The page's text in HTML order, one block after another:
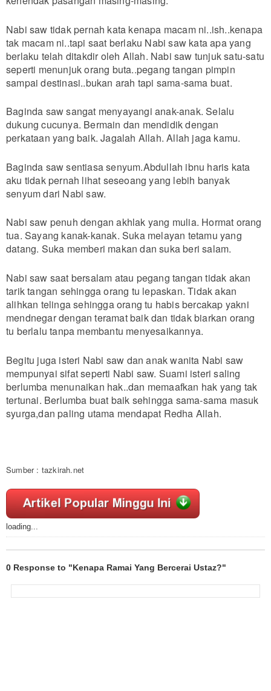
Nabi saw tidak pernah kata kenapa macam ni..ish..kenapa
tak macam ni..tapi saat berlaku Nabi saw kata apa yang
berlaku telah ditakdir oleh Allah. Nabi saw tunjuk satu-satu
seperti menunjuk orang buta..pegang tangan pimpin
sampai destinasi..bukan arah tapi sama-sama buat.
Baginda saw sangat menyayangi anak-anak. Selalu
dukung cucunya. Bermain dan mendidik dengan
perkataan yang baik. Jagalah Allah. Allah jaga kamu.
Baginda saw sentiasa senyum.Abdullah ibnu haris kata
aku tidak pernah lihat seseoang yang lebih banyak
senyum dari Nabi saw.
Nabi saw penuh dengan akhlak yang mulia. Hormat orang
tua. Sayang kanak-kanak. Suka melayan tetamu yang
datang. Suka memberi makan dan suka beri salam.
Nabi saw saat bersalam atau pegang tangan tidak akan
tarik tangan sehingga orang tu lepaskan. Tidak akan
alihkan telinga sehingga orang tu habis bercakap yakni
mendnegar dengan teramat baik dan tidak biarkan orang
tu berlalu tanpa membantu menyesaikannya.
Begitu juga isteri Nabi saw dan anak wanita Nabi saw
mempunyai sifat seperti Nabi saw. Suami isteri saling
berlumba menunaikan hak..dan memaafkan hak yang tak
tertunai. Berlumba buat baik sehingga sama-sama masuk
syurga,dan paling utama mendapat Redha Allah.
Sumber : tazkirah.net
loading...
0 Response to "Kenapa Ramai Yang Bercerai Ustaz?"